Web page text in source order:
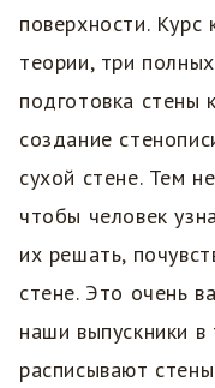
поверхности.
теории, три
подготовка стены
создание
сухой стене. Тем
чтобы человек
их решать,
стене. Это очень
наши выпускники
расписывают